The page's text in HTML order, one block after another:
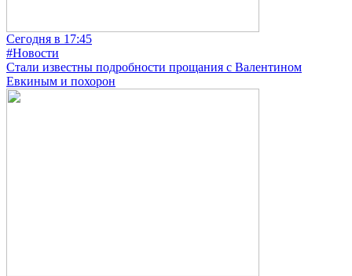
Сегодня в 17:45
#Новости
Стали известны подробности прощания с Валентином
Евкиным и похорон